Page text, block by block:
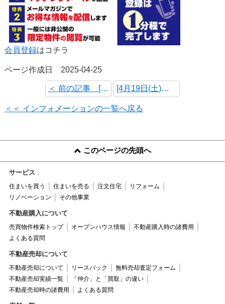
会員登録はコチラ
ページ作成日 2025-04-25
＜ 前の記事 [4月26日(土)～4月27日(日) オープンハウス・予約制内覧会 開催情報] [4月19日(土)～4月20日(日) オープンハウス・予約制内覧会 開催情報] 次の記事 ＞
＜＜ インフォメーションの一覧へ戻る
このページの先頭へ
サービス
住まいを買う 住まいを売る 注文住宅
リフォーム
リノベーション
その他事業
不動産購入について
売買物件検索トップ オープンハウス情報
不動産購入時の諸費用
よくある質問
不動産売却について
不動産売却について リースバック
無料売却査定フォーム
不動産売却実績一覧
「仲介」と「買取」の違い
不動産売却時の諸費用
よくある質問